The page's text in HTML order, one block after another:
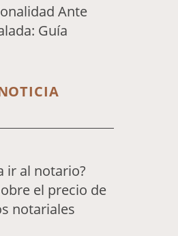
Ante
Guía
ir al notario?
el precio de
notariales